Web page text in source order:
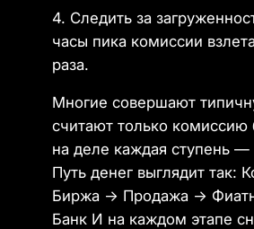
4. Следить за
часы пика комиссии
раза.
Многие совершают
считают только
на деле каждая ступень —
Путь денег выглядит так:
Биржа → Продажа →
Банк И на каждом этапе